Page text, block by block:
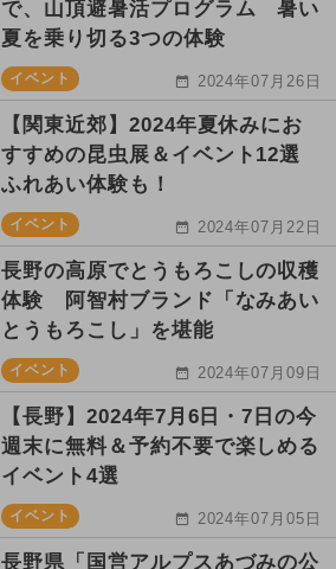
で、山頂避暑活プログラム 暑い
夏を乗り切る3つの体験
イベント 2024年07月26日
【関東近郊】2024年夏休みにお
すすめの昆虫展＆イベント12選
ふれあい体験も！
イベント 2024年07月22日
長野の高原でとうもろこしの収穫
体験 阿智村ブランド「なみあい
とうもろこし」を堪能
イベント 2024年07月09日
【長野】2024年7月6日・7日の今
週末に無料＆予約不要で楽しめる
イベント4選
イベント 2024年07月05日
長野県「国営アルプスあづみの公